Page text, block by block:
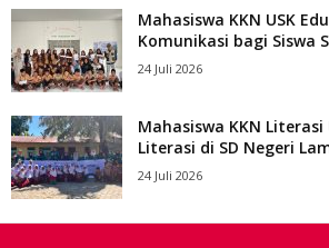
Mahasiswa KKN USK
Komunikasi bagi Siswa
24 Juli 2026
Mahasiswa KKN Literasi
Literasi di SD Negeri
24 Juli 2026